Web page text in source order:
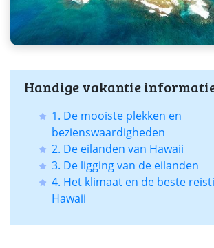
Handige vakantie
1. De mooiste plekken en
bezienswaardigheden
2. De eilanden van Hawaii
3. De ligging van de eilanden
4. Het klimaat en de beste
Hawaii